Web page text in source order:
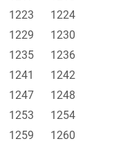
1223
1224
1229
1230
1235
1236
1241
1242
1247
1248
1253
1254
1259
1260